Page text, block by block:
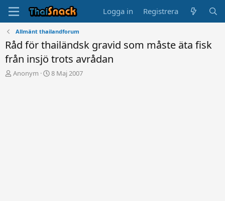
Logga in Registrera
Allmänt thailandforum
Råd för thailändsk gravid som måste äta fisk
från insjö trots avrådan
T
Anonym
S
8 Maj 2007